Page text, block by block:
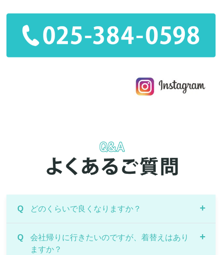
Q どのくらいで良くなりますか？
A
症状により異なりますが、痛みや違和感などがあ
るようでしたら続けてご来院していただき、経過
Q
会社帰りに行きたいのですが、着替えはあり
ますか？